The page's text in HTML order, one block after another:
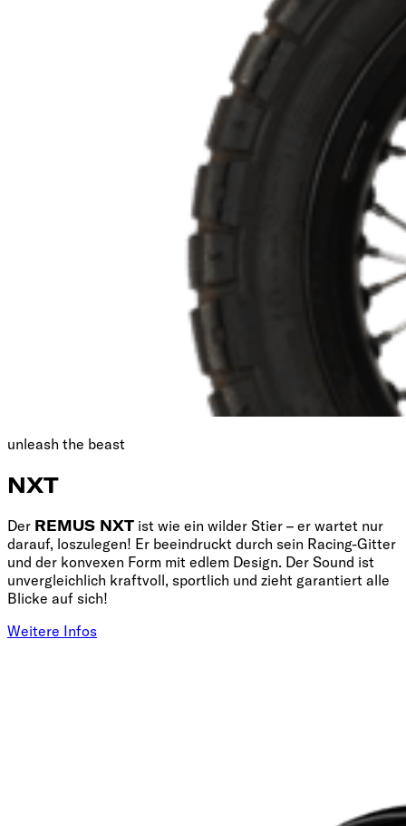
unleash the beast
NXT
Der REMUS NXT ist wie ein wilder Stier – er wartet nur
darauf, loszulegen! Er beeindruckt durch sein Racing-Gitter
und der konvexen Form mit edlem Design. Der Sound ist
unvergleichlich kraftvoll, sportlich und zieht garantiert alle
Blicke auf sich!
Weitere Infos